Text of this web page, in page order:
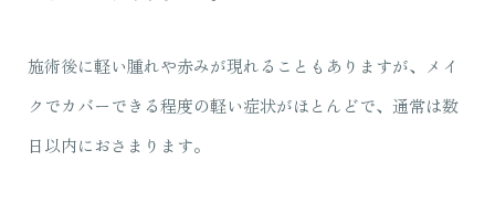
施術後に軽い腫れや赤みが現れることもありますが、メイ
クでカバーできる程度の軽い症状がほとんどで、通常は数
日以内におさまります。